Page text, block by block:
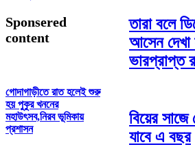
Sponsered
content
গোদাগাড়ীতে রাত হলেই শুরু
হয় পুকুর খননের
মহাউৎসব,নিরব ভূমিকায়
প্রশাসন
তারা বলে
আসেন দেখা
ভারপ্রাপ্ত
বিয়ের
যাবে এ বছর